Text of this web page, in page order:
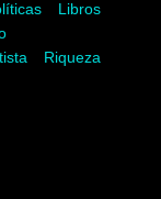
Libros
Riqueza